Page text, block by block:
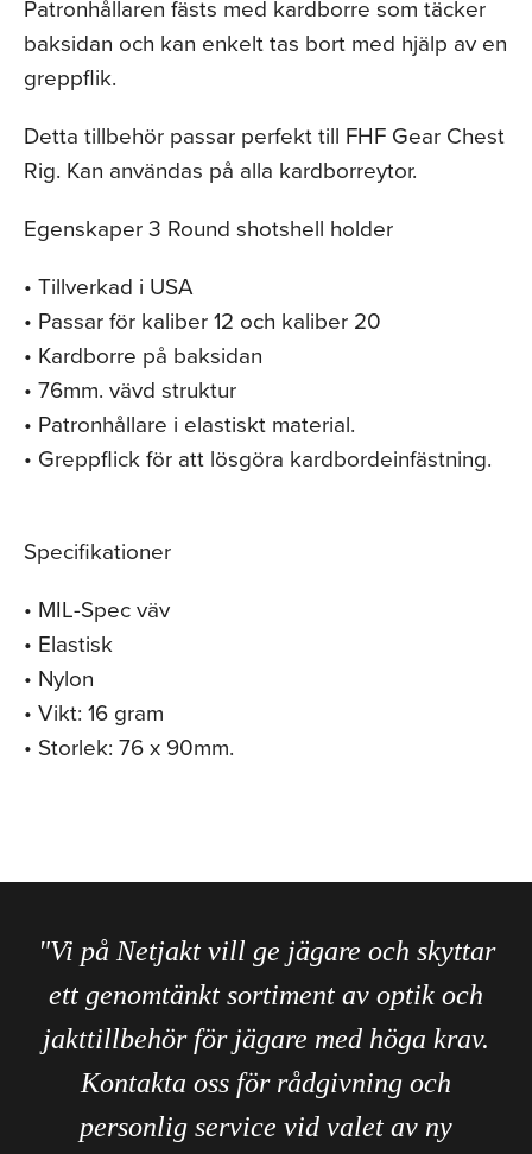
Patronhållaren fästs med kardborre som täcker
baksidan och kan enkelt tas bort med hjälp av en
greppflik.
Detta tillbehör passar perfekt till FHF Gear Chest
Rig. Kan användas på alla kardborreytor.
Egenskaper 3 Round shotshell holder
• Tillverkad i USA
• Passar för kaliber 12 och kaliber 20
• Kardborre på baksidan
• 76mm. vävd struktur
• Patronhållare i elastiskt material.
• Greppflick för att lösgöra kardbordeinfästning.
Specifikationer
• MIL-Spec väv
• Elastisk
• Nylon
• Vikt: 16 gram
• Storlek: 76 x 90mm.
"Vi på Netjakt vill ge jägare och skyttar
ett genomtänkt sortiment av optik och
jakttillbehör för jägare med höga krav.
Kontakta oss för rådgivning och
personlig service vid valet av ny